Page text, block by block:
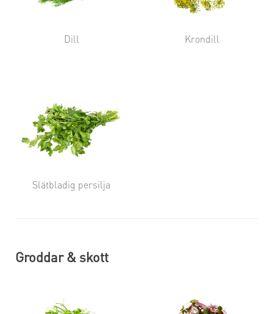
Dill Krondill
Slätbladig persilja
Groddar & skott